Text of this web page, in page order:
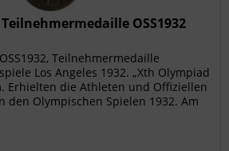
OSS1932
Teilnehmermedaille
Los Angeles 1932. „Xth Olympiad
Erhielten die Athleten und Offiziellen
den Olympischen Spielen 1932. Am